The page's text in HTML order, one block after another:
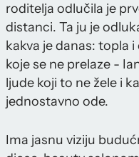
roditelja odlučila je
distanci. Ta ju je
kakva je danas: topla
koje se ne prelaze -
ljude koji to ne žele i
jednostavno ode.
Ima jasnu viziju